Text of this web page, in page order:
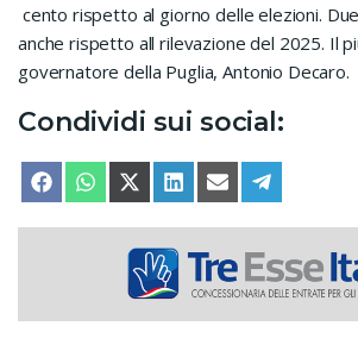
cento rispetto al giorno delle elezioni.
anche rispetto all rilevazione del 2025. Il
governatore della Puglia, Antonio Decaro.
Condividi sui social:
SHARE ON
FACEBOOKSHARE ON
WHATSAPPSHARE ON
X (TWITTER)
SHARE ON
LINKEDINSHARE ON
EMAIL